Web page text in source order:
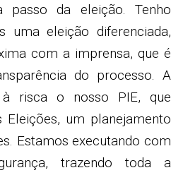
passo da eleição. Tenho
uma eleição diferenciada,
com a imprensa, que é
do processo. A
risca o nosso PIE, que
um planejamento
Estamos executando com
trazendo toda a